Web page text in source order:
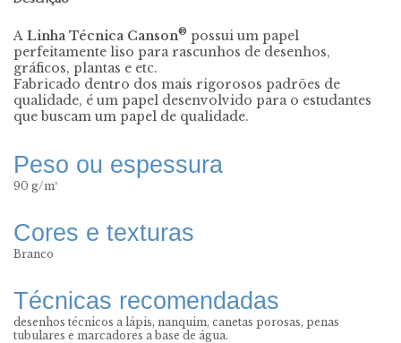
A Linha Técnica Canson® possui um papel
perfeitamente liso para rascunhos de desenhos,
gráficos, plantas e etc.
Fabricado dentro dos mais rigorosos padrões de
qualidade, é um papel desenvolvido para o estudantes
que buscam um papel de qualidade.
Peso ou espessura
90 g/m²
Cores e texturas
Branco
Técnicas recomendadas
desenhos técnicos a lápis, nanquim, canetas porosas, penas
tubulares e marcadores a base de água.